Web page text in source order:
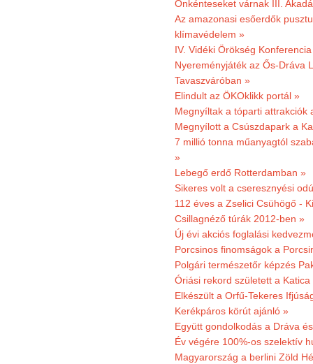
Önkénteseket várnak III.
Az amazonasi esőerdők
klímavédelem »
IV. Vidéki Örökség
Nyereményjáték az Ős-Dráva
Tavaszváróban »
Elindult az ÖKOklikk portál »
Megnyíltak a tóparti attrakciók
Megnyílott a Csúszdapark a
7 millió tonna műanyagtól
»
Lebegő erdő Rotterdamban »
Sikeres volt a cseresznyési
112 éves a Zselici Csühögő -
Csillagnéző túrák 2012-ben »
Új évi akciós foglalási
Porcsinos finomságok a
Polgári természetőr képzés
Óriási rekord született a Katica
Elkészült a Orfű-Tekeres
Kerékpáros körút ajánló »
Együtt gondolkodás a Dráva
Év végére 100%-os szelektív
Magyarország a berlini Zöld